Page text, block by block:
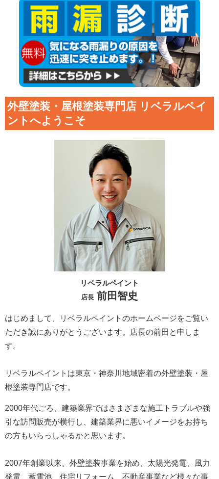
外壁塗装・屋根塗装専門店 リベラルペイ
ントへようこそ
リベラルペイント
店長 前田智史
はじめまして、リベラルペイントのホームページをご覧い
ただき誠にありがとうございます。
店長の前田と申しま
す。
リベラルペイントは東京・神奈川地域密着の外壁塗装・屋
根塗装専門店です。
2000年代ごろ、建築業界ではさまざまな施工トラブルや強
引な訪問販売が横行し、建築業界に悪いイメージをお持ち
の方もいらっしゃるかと思います。
2007年創業以来、外壁塗装事業を始め、太陽光発電、風力
発電、蓄電池、住宅リフォーム、不動産事業など様々な事